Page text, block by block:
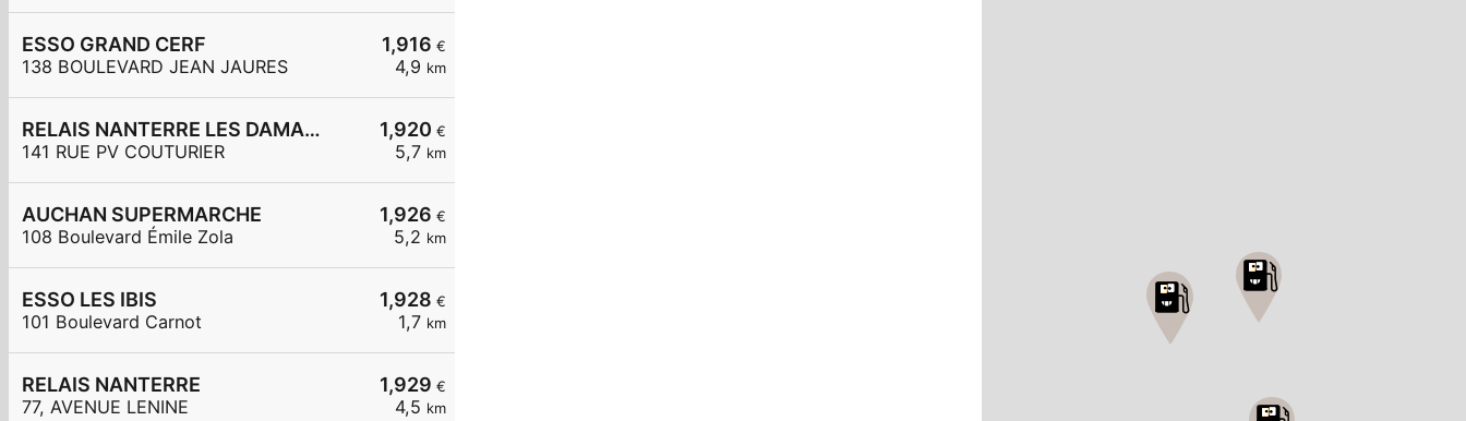
1,916 €
4,9 km
ESSO GRAND CERF
138 BOULEVARD JEAN JAURES
1,920 €
5,7 km
RELAIS NANTERRE LES DAMADES
141 RUE PV COUTURIER
1,926 €
5,2 km
AUCHAN SUPERMARCHE
108 Boulevard Émile Zola
1,928 €
1,7 km
ESSO LES IBIS
101 Boulevard Carnot
1,929 €
4,5 km
RELAIS NANTERRE
77, AVENUE LENINE